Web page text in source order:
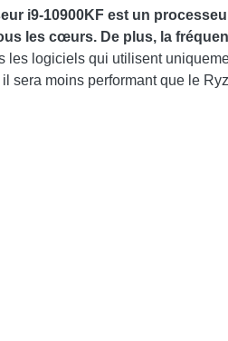
i9-10900KF est un
les cœurs. De plus, la
les logiciels qui utilisent
sera moins performant que le